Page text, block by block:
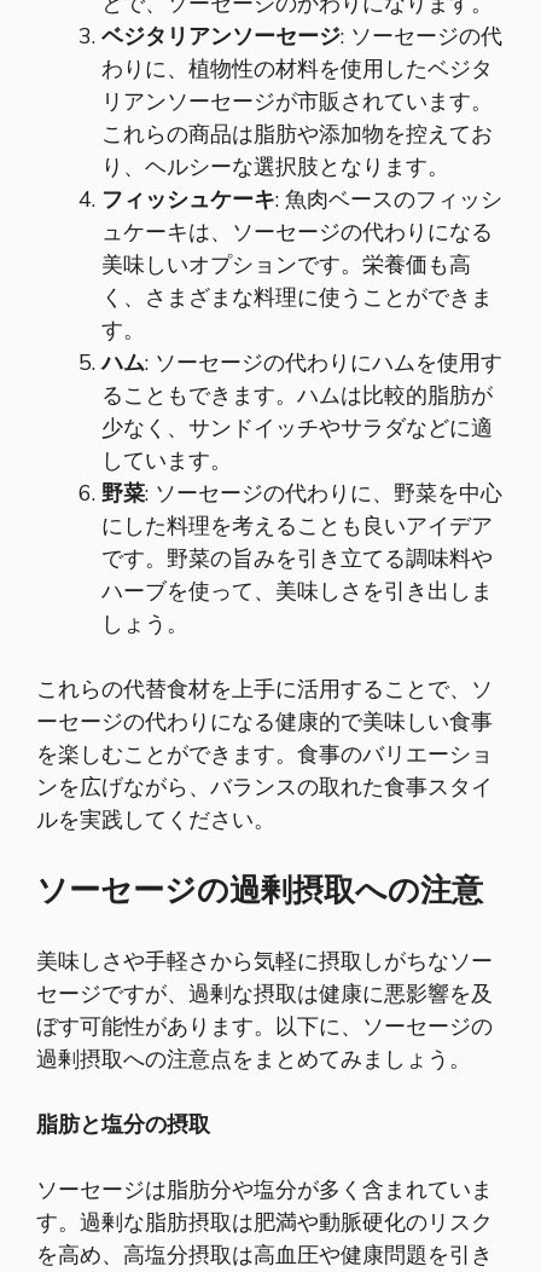
ベジタリアンソーセージ: ソーセージの代
わりに、植物性の材料を使用したベジタ
リアンソーセージが市販されています。
これらの商品は脂肪や添加物を控えてお
り、ヘルシーな選択肢となります。
フィッシュケーキ: 魚肉ベースのフィッシ
ュケーキは、ソーセージの代わりになる
美味しいオプションです。栄養価も高
く、さまざまな料理に使うことができま
す。
ハム: ソーセージの代わりにハムを使用す
ることもできます。ハムは比較的脂肪が
少なく、サンドイッチやサラダなどに適
しています。
野菜: ソーセージの代わりに、野菜を中心
にした料理を考えることも良いアイデア
です。野菜の旨みを引き立てる調味料や
ハーブを使って、美味しさを引き出しま
しょう。
これらの代替食材を上手に活用することで、ソ
ーセージの代わりになる健康的で美味しい食事
を楽しむことができます。食事のバリエーショ
ンを広げながら、バランスの取れた食事スタイ
ルを実践してください。
ソーセージの過剰摂取への注意
美味しさや手軽さから気軽に摂取しがちなソー
セージですが、過剰な摂取は健康に悪影響を及
ぼす可能性があります。以下に、ソーセージの
過剰摂取への注意点をまとめてみましょう。
脂肪と塩分の摂取
ソーセージは脂肪分や塩分が多く含まれていま
す。過剰な脂肪摂取は肥満や動脈硬化のリスク
を高め、高塩分摂取は高血圧や健康問題を引き